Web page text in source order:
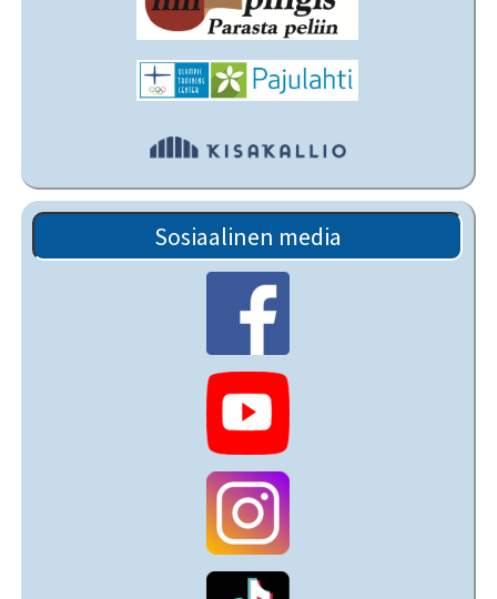
Sosiaalinen media